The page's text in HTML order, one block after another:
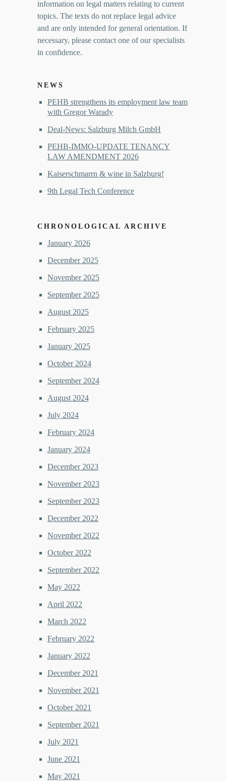
information on legal matters relating to current
topics. The texts do not replace legal advice
and are only intended for general orientation. If
necessary, please contact one of our specialists
in confidence.
NEWS
PEHB strengthens its employment law team
with Gregor Warady
Deal-News: Salzburg Milch GmbH
PEHB-IMMO-UPDATE TENANCY
LAW AMENDMENT 2026
Kaiserschmarrn & wine in Salzburg!
9th Legal Tech Conference
CHRONOLOGICAL ARCHIVE
January 2026
December 2025
November 2025
September 2025
August 2025
February 2025
January 2025
October 2024
September 2024
August 2024
July 2024
February 2024
January 2024
December 2023
November 2023
September 2023
December 2022
November 2022
October 2022
September 2022
May 2022
April 2022
March 2022
February 2022
January 2022
December 2021
November 2021
October 2021
September 2021
July 2021
June 2021
May 2021